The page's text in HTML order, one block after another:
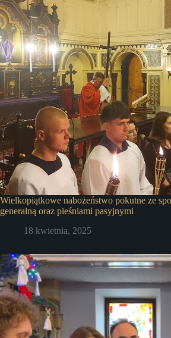
Wielkopiątkowe nabożeństwo pokutne ze
generalną oraz pieśniami pasyjnymi
18 kwietnia, 2025